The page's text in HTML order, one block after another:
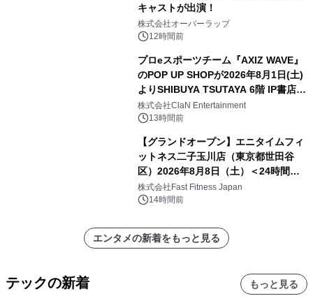
キャストが出演！
株式会社オーバーラップ
12時間前
プロeスポーツチーム『AXIZ WAVE』
のPOP UP SHOPが2026年8月1日(土)
よりSHIBUYA TSUTAYA 6階 IP書店で
開催決定！！
株式会社ClaN Entertainment
13時間前
【グランドオープン】エニタイムフィ
ットネス二子玉川店（東京都世田谷
区）2026年8月8日（土）＜24時間年
中無休のフィットネスジム＞
株式会社Fast Fitness Japan
14時間前
エンタメの新着をもっと見る
テックの新着 もっと見る